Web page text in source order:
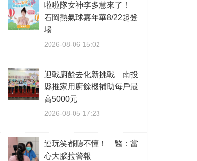
啦啦隊女神李多慧來了！
石岡熱氣球嘉年華8/22起登
場
2026-08-06 15:02
迎戰廚餘去化新挑戰 南投
縣推家用廚餘機補助每戶最
高5000元
2026-08-05 17:23
連玩笑都聽不懂！ 醫：當
心大腦拉警報